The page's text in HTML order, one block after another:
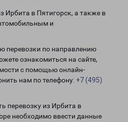
Ирбита в Пятигорск, а также в
и
перевозки по направлению
ознакомиться на сайте,
с помощью онлайн-
нам по телефону: +7 (495)
перевозку из Ирбита в
необходимо ввести данные